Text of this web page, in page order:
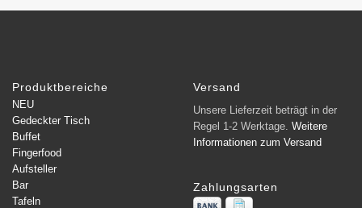
Produktbereiche
NEU
Gedeckter Tisch
Buffet
Fingerfood
Aufsteller
Bar
Tafeln
Versand
Unsere Lieferzeit beträgt in der
Regel 1-2 Werktage. Weitere
Informationen zum Versand
Zahlungsarten